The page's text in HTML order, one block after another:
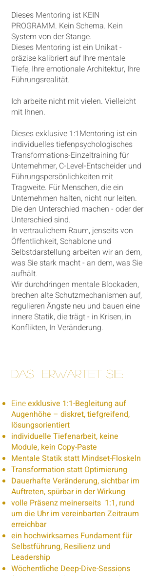
Dieses Mentoring ist KEIN
PROGRAMM. Kein Schema. Kein
System von der Stange.
Dieses Mentoring ist ein Unikat -
präzise kalibriert auf Ihre mentale
Tiefe, Ihre emotionale Architektur, Ihre
Führungsrealität.
Ich arbeite nicht mit vielen. Vielleicht
mit Ihnen.
Dieses exklusive 1:1Mentoring ist ein
individuelles tiefenpsychologisches
Transformations-Einzeltraining für
Unternehmer, C-Level-Entscheider und
Führungspersönlichkeiten mit
Tragweite. Für Menschen, die ein
Unternehmen halten, nicht nur leiten.
Die den Unterschied machen - oder der
Unterschied sind.
In vertraulichem Raum, jenseits von
Öffentlichkeit, Schablone und
Selbstdarstellung arbeiten wir an dem,
was Sie stark macht - an dem, was Sie
aufhält.
Wir durchdringen mentale Blockaden,
brechen alte Schutzmechanismen auf,
regulieren Ängste neu und bauen eine
innere Statik, die trägt - in Krisen, in
Konflikten, In Veränderung.
Das erwartet sie:
Eineexklusive 1:1-Begleitung auf
Augenhöhe – diskret, tiefgreifend,
lösungsorientiert
individuelle Tiefenarbeit, keine
Module, kein Copy-Paste
Mentale Statik statt Mindset-Floskeln
Transformation statt Optimierung
Dauerhafte Veränderung, sichtbar im
Auftreten, spürbar in der Wirkung
volle Präsenz meinerseits 1:1, rund
um die Uhr im vereinbarten Zeitraum
erreichbar
ein hochwirksames Fundament für
Selbstführung, Resilienz und
Leadership
Wöchentliche Deep-Dive-Sessions